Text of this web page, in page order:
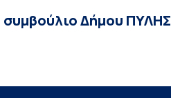
Δήμου ΠΥΛΗΣ